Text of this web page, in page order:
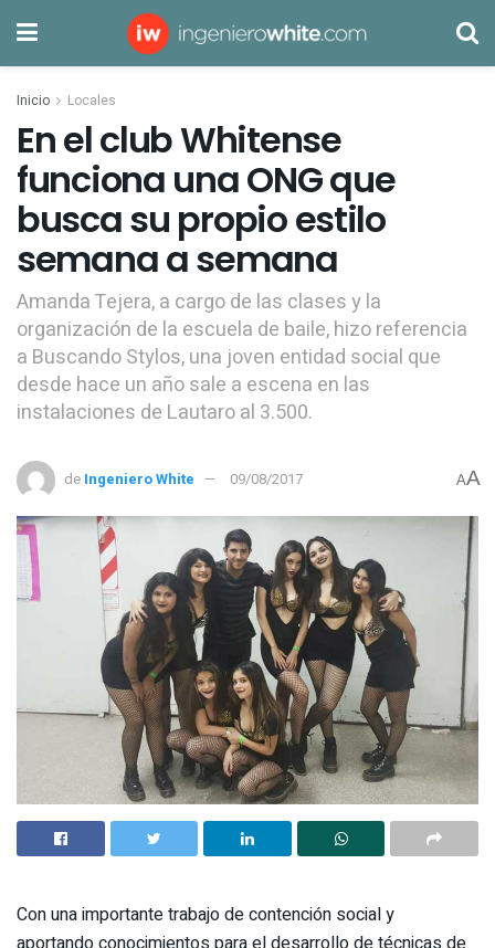
Inicio Locales
En el club Whitense
funciona una ONG que
busca su propio estilo
semana a semana
Amanda Tejera, a cargo de las clases y la
organización de la escuela de baile, hizo referencia
a Buscando Stylos, una joven entidad social que
desde hace un año sale a escena en las
instalaciones de Lautaro al 3.500.
de Ingeniero White 09/08/2017 AA
Con una importante trabajo de contención social y